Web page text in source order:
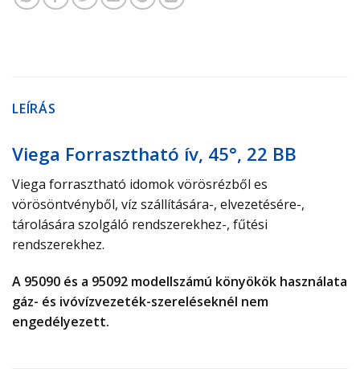
LEÍRÁS
Viega Forrasztható ív, 45°, 22 BB
Viega forrasztható idomok vörösrézből es
vörösöntvényből, víz szállítására-, elvezetésére-,
tárolására szolgáló rendszerekhez-, fűtési
rendszerekhez.
A 95090 és a 95092 modellszámú könyökök használata
gáz- és ivóvízvezeték-​szereléseknél nem
engedélyezett.